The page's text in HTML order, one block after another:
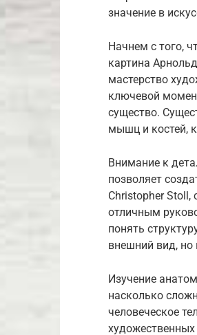
значение в
Начнем с того,
картина
мастерство
ключевой
существо.
мышц и костей,
Внимание к
позволяет
Christopher Stoll,
отличным
понять
внешний вид, но
Изучение
насколько
человеческое